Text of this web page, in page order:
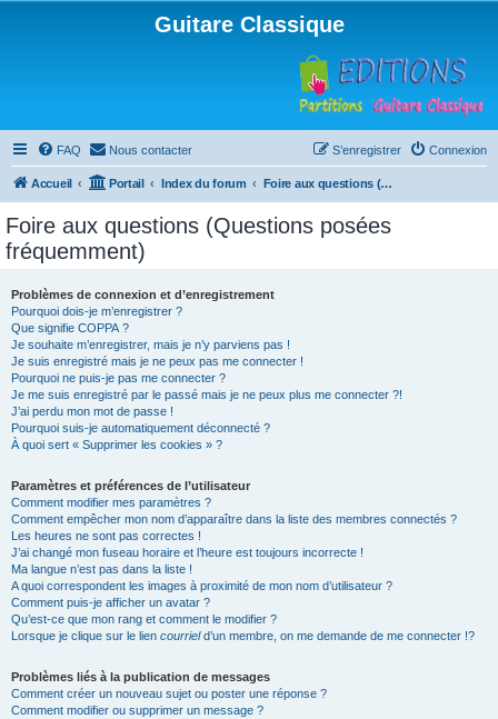
Guitare Classique
FAQ Nous contacter Connexion
S’enregistrer
Accueil Portail Index du forum Foire aux questions (Questions posées fréquemment)
Foire aux questions (Questions posées
fréquemment)
Problèmes de connexion et d’enregistrement
Pourquoi dois-je m’enregistrer ?
Que signifie COPPA ?
Je souhaite m’enregistrer, mais je n’y parviens pas !
Je suis enregistré mais je ne peux pas me connecter !
Pourquoi ne puis-je pas me connecter ?
Je me suis enregistré par le passé mais je ne peux plus me connecter ?!
J’ai perdu mon mot de passe !
Pourquoi suis-je automatiquement déconnecté ?
À quoi sert « Supprimer les cookies » ?
Paramètres et préférences de l’utilisateur
Comment modifier mes paramètres ?
Comment empêcher mon nom d’apparaître dans la liste des membres connectés ?
Les heures ne sont pas correctes !
J’ai changé mon fuseau horaire et l’heure est toujours incorrecte !
Ma langue n’est pas dans la liste !
A quoi correspondent les images à proximité de mon nom d’utilisateur ?
Comment puis-je afficher un avatar ?
Qu’est-ce que mon rang et comment le modifier ?
Lorsque je clique sur le lien courrield’un membre, on me demande de me connecter !?
Problèmes liés à la publication de messages
Comment créer un nouveau sujet ou poster une réponse ?
Comment modifier ou supprimer un message ?